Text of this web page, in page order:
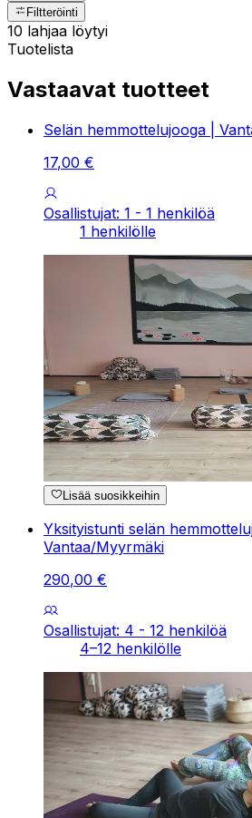
Filtteröinti
10 lahjaa löytyi
Tuotelista
Vastaavat tuotteet
Selän hemmottelujooga |
17,00 €
Osallistujat: 1 - 1 henkilöä
1 henkilölle
Lisää suosikkeihin
Yksityistunti selän
Vantaa/Myyrmäki
290,00 €
Osallistujat: 4 - 12 henkilöä
4–12 henkilölle